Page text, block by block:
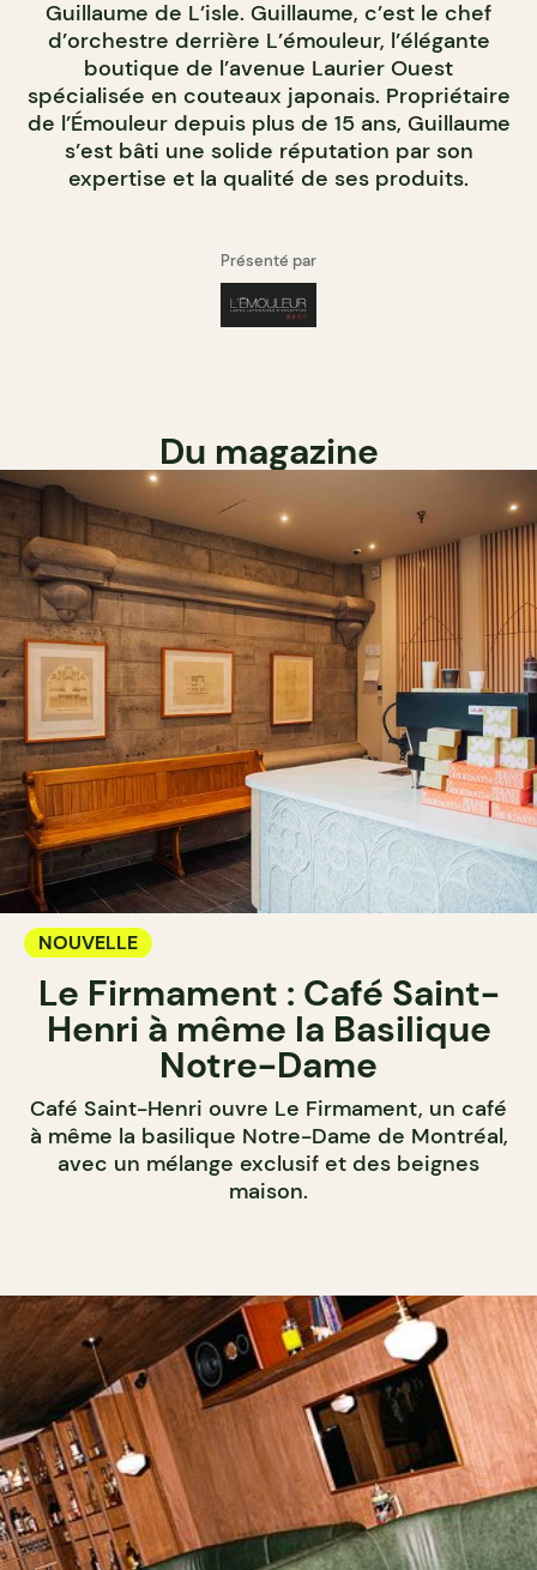
Guillaume de L’isle. Guillaume, c’est le chef
d’orchestre derrière L’émouleur, l’élégante
boutique de l’avenue Laurier Ouest
spécialisée en couteaux japonais. Propriétaire
de l’Émouleur depuis plus de 15 ans, Guillaume
s’est bâti une solide réputation par son
expertise et la qualité de ses produits.
Présenté par
Du magazine
NOUVELLE
Le Firmament : Café Saint-
Henri à même la Basilique
Notre-Dame
Café Saint-Henri ouvre Le Firmament, un café
à même la basilique Notre-Dame de Montréal,
avec un mélange exclusif et des beignes
maison.